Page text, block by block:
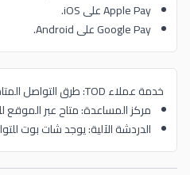
Apple Pay على iOS.
Google Pay على Android.
خدمة عملاء TOD: طرق التواصل المتاحة
مركز المساعدة: متاح عبر الموقع
الدردشة الآلية: يوجد شات بوت